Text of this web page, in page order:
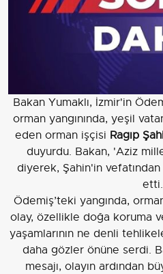
Bakan Yumaklı, İzmir'in
orman yangınında, yeşil
eden orman işçisi Ragıp
duyurdu. Bakan, 'Aziz
diyerek, Şahin'in
etti.
Ödemiş’teki yangında,
olay, özellikle doğa koruma
yaşamlarının ne denli
daha gözler önüne serdi.
mesajı, olayın ardından